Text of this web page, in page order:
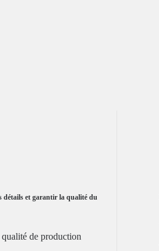
détails et garantir la qualité du
de production